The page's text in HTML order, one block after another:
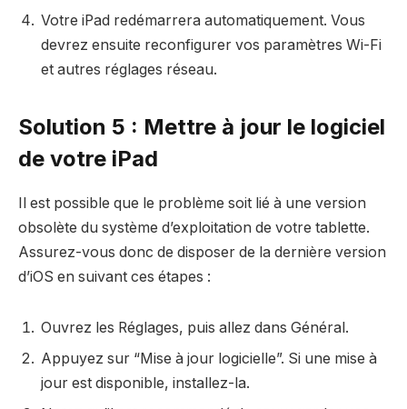
Votre iPad redémarrera automatiquement. Vous
devrez ensuite reconfigurer vos paramètres Wi-Fi
et autres réglages réseau.
Solution 5 : Mettre à jour le logiciel
de votre iPad
Il est possible que le problème soit lié à une version
obsolète du système d’exploitation de votre tablette.
Assurez-vous donc de disposer de la dernière version
d’iOS en suivant ces étapes :
Ouvrez les Réglages, puis allez dans Général.
Appuyez sur “Mise à jour logicielle”. Si une mise à
jour est disponible, installez-la.